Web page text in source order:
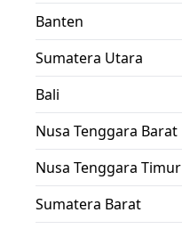
Banten
Sumatera Utara
Bali
Nusa Tenggara Barat
Nusa Tenggara Timur
Sumatera Barat